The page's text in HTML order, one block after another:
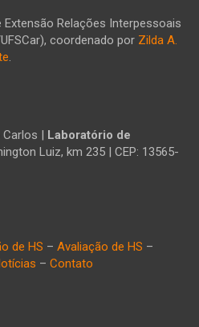
Extensão Relações Interpessoais
coordenado por Zilda A.
.
|
Laboratório de
Luiz, km 235 | CEP: 13565-
de HS – Avaliação de HS –
– Contato